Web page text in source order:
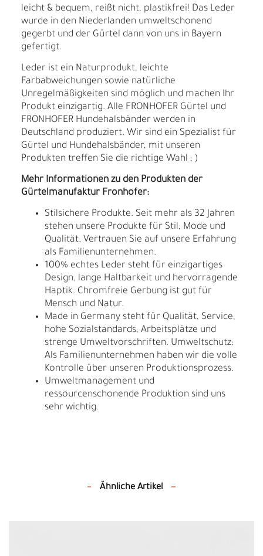
leicht & bequem, reißt nicht, plastikfrei! Das Leder
wurde in den Niederlanden umweltschonend
gegerbt und der Gürtel dann von uns in Bayern
gefertigt.
Leder ist ein Naturprodukt, leichte
Farbabweichungen sowie natürliche
Unregelmäßigkeiten sind möglich und machen Ihr
Produkt einzigartig. Alle FRONHOFER Gürtel und
FRONHOFER Hundehalsbänder werden in
Deutschland produziert. Wir sind ein Spezialist für
Gürtel und Hundehalsbänder, mit unseren
Produkten treffen Sie die richtige Wahl ; )
Mehr Informationen zu den Produkten der
Gürtelmanufaktur Fronhofer:
Stilsichere Produkte. Seit mehr als 32 Jahren
stehen unsere Produkte für Stil, Mode und
Qualität. Vertrauen Sie auf unsere Erfahrung
als Familienunternehmen.
100% echtes Leder steht für einzigartiges
Design, lange Haltbarkeit und hervorragende
Haptik. Chromfreie Gerbung ist gut für
Mensch und Natur.
Made in Germany steht für Qualität, Service,
hohe Sozialstandards, Arbeitsplätze und
strenge Umweltvorschriften. Umweltschutz:
Als Familienunternehmen haben wir die volle
Kontrolle über unseren Produktionsprozess.
Umweltmanagement und
ressourcenschonende Produktion sind uns
sehr wichtig.
Ähnliche Artikel